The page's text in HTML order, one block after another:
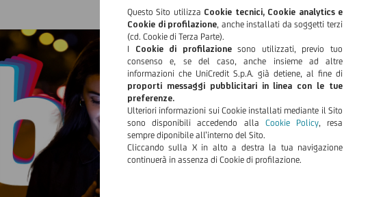
Questo Sito utilizza Cookie tecnici, Cookie analytics e
Cookie di profilazione, anche installati da soggetti terzi
(cd. Cookie di Terza Parte).
I Cookie di profilazionesono utilizzati, previo tuo
consenso e, se del caso, anche insieme ad altre
informazioni che UniCredit S.p.A. già detiene, al fine di
proporti messaggi pubblicitari in linea con le tue
preferenze.
Ulteriori informazioni sui Cookie installati mediante il Sito
sono disponibili accedendo alla Cookie Policy, resa
sempre diponibile all’interno del Sito.
Cliccando sulla X in alto a destra la tua navigazione
continuerà in assenza di Cookie di profilazione.